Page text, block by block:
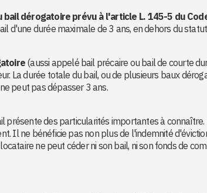
bail dérogatoire prévu à l'article L. 145-5 du
d'une durée maximale de 3 ans, en dehors du
(aussi appelé bail précaire ou bail de courte
La durée totale du bail, ou de plusieurs baux
peut pas dépasser 3 ans.
présente des particularités importantes à
Il ne bénéficie pas non plus de l'indemnité
ne peut céder ni son bail, ni son fonds de